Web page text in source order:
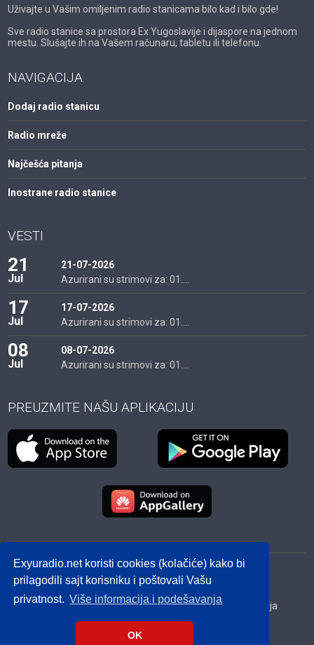
Exyuradio.net koristi cookies (kolačiće) kako bi
prilagodili sajt korisniku i poštovali Vašu
privatnost. Više informacija i podešavanja
OK
Uživajte u Vašim omiljenim radio stanicama bilo kad i bilo gde!
Sve radio stanice sa prostora Ex Yugoslavije i dijaspore na jednom
mestu. Slušajte ih na Vašem računaru, tabletu ili telefonu.
NAVIGACIJA
Dodaj radio stanicu
Radio mreže
Najčešća pitanja
Inostrane radio stanice
VESTI
21
Jul
21-07-2026
Azurirani su strimovi za: 01....
17
Jul
17-07-2026
Azurirani su strimovi za: 01....
08
Jul
08-07-2026
Azurirani su strimovi za: 01....
PREUZMITE NAŠU APLIKACIJU
© 2012 - 2026! exyuradio.net -Politika privatnosti -
created by IMS.RS
Srbija
Hrvatska BiH Crna Gora Makedonija
Slovenija